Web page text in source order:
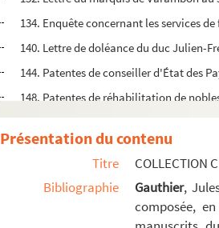
134. Enquête concernant les services
140. Lettre de doléance du duc Julien-
144. Patentes de conseiller d'État des
148. Patentes de réhabilitation de
152. Motifs du duel ayant eu lieu à
154. Commission pour le
155. Requête de la ville d'Ornans
159. Récit de la réception en Lorraine
162. Patentes du roi d'Espagne
Présentation du contenu
Titre
COLLECTION
Bibliographie
Gauthier,
composée,